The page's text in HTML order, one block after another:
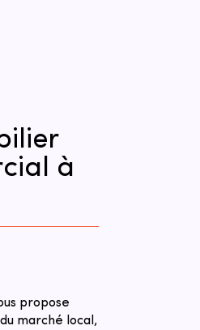
à
propose
marché local,